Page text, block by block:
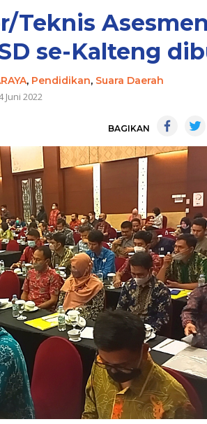
Teknis Asesmen
se-Kalteng
, Pendidikan, Suara Daerah
Juni 2022
BAGIKAN